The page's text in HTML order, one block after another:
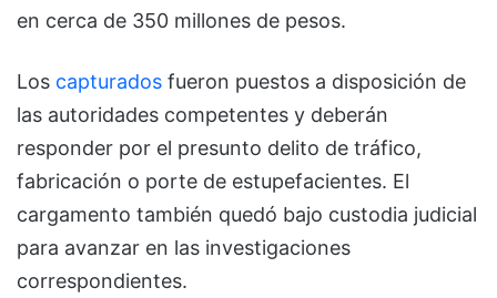
en cerca de 350 millones de pesos.
Los capturados fueron puestos a disposición de
las autoridades competentes y deberán
responder por el presunto delito de tráfico,
fabricación o porte de estupefacientes. El
cargamento también quedó bajo custodia judicial
para avanzar en las investigaciones
correspondientes.